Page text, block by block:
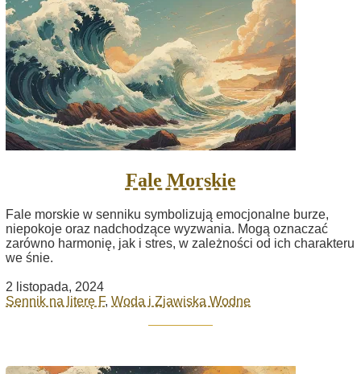
Fale Morskie
Fale morskie w senniku symbolizują emocjonalne burze,
niepokoje oraz nadchodzące wyzwania. Mogą oznaczać
zarówno harmonię, jak i stres, w zależności od ich charakteru
we śnie.
2 listopada, 2024
Sennik na literę F, Woda i Zjawiska Wodne